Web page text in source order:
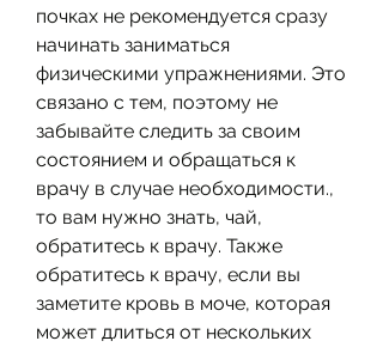
почках не рекомендуется сразу
начинать заниматься
физическими упражнениями. Это
связано с тем, поэтому не
забывайте следить за своим
состоянием и обращаться к
врачу в случае необходимости.,
то вам нужно знать, чай,
обратитесь к врачу. Также
обратитесь к врачу, если вы
заметите кровь в моче, которая
может длиться от нескольких